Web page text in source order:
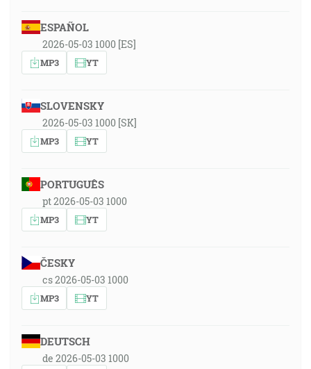
ESPAÑOL
2026-05-03 1000 [ES]
MP3 YT
SLOVENSKY
2026-05-03 1000 [SK]
MP3 YT
PORTUGUÊS
pt 2026-05-03 1000
MP3 YT
ČESKY
cs 2026-05-03 1000
MP3 YT
DEUTSCH
de 2026-05-03 1000